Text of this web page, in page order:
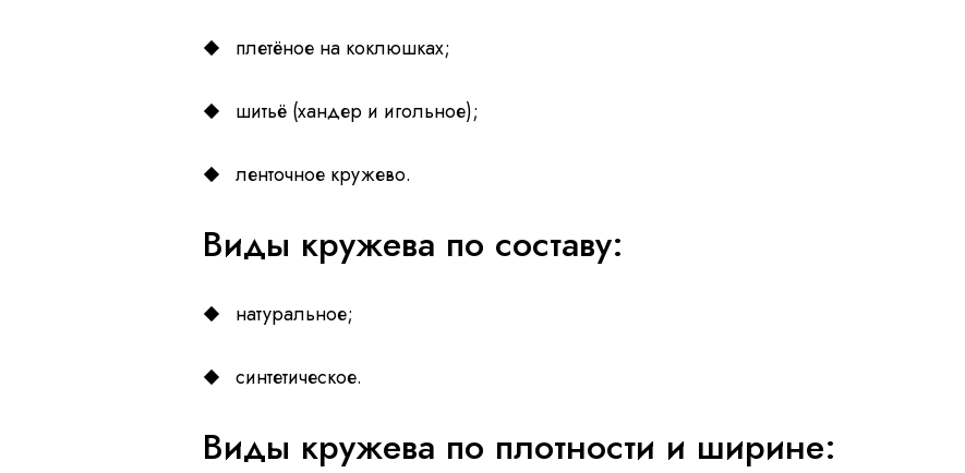
плетёное на коклюшках;
шитьё (хандер и игольное);
ленточное кружево.
Виды кружева по составу:
натуральное;
синтетическое.
Виды кружева по плотности и ширине: